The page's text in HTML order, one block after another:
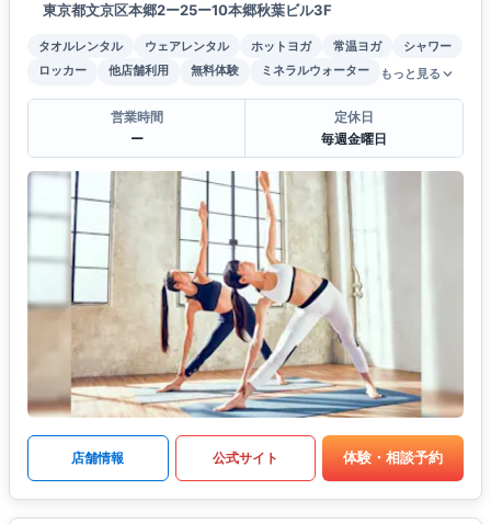
東京都文京区本郷2ー25ー10本郷秋葉ビル3F
タオルレンタル ウェアレンタル ホットヨガ 常温ヨガ
シャワー
ロッカー
他店舗利用 無料体験 ミネラルウォーター もっと見る
営業時間
ー
定休日
毎週金曜日
店舗情報 公式サイト 体験・相談予約